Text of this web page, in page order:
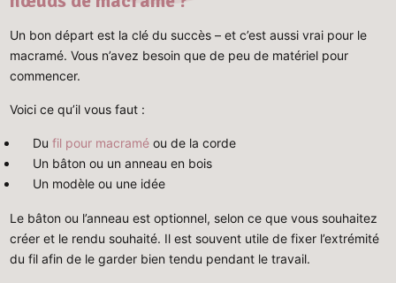
Un bon départ est la clé du succès – et c’est aussi vrai pour le
macramé. Vous n’avez besoin que de peu de matériel pour
commencer.
Voici ce qu’il vous faut :
Du fil pour macramé ou de la corde
Un bâton ou un anneau en bois
Un modèle ou une idée
Le bâton ou l’anneau est optionnel, selon ce que vous souhaitez
créer et le rendu souhaité. Il est souvent utile de fixer l’extrémité
du fil afin de le garder bien tendu pendant le travail.